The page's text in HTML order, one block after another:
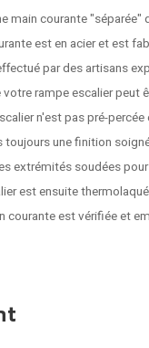
main courante
est en acier et est
par des artisans
votre rampe escalier peut
n'est pas pré-
toujours une finition
extrémités soudées
est ensuite
courante est vérifiée et